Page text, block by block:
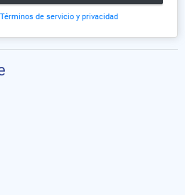
Términos de servicio y privacidad